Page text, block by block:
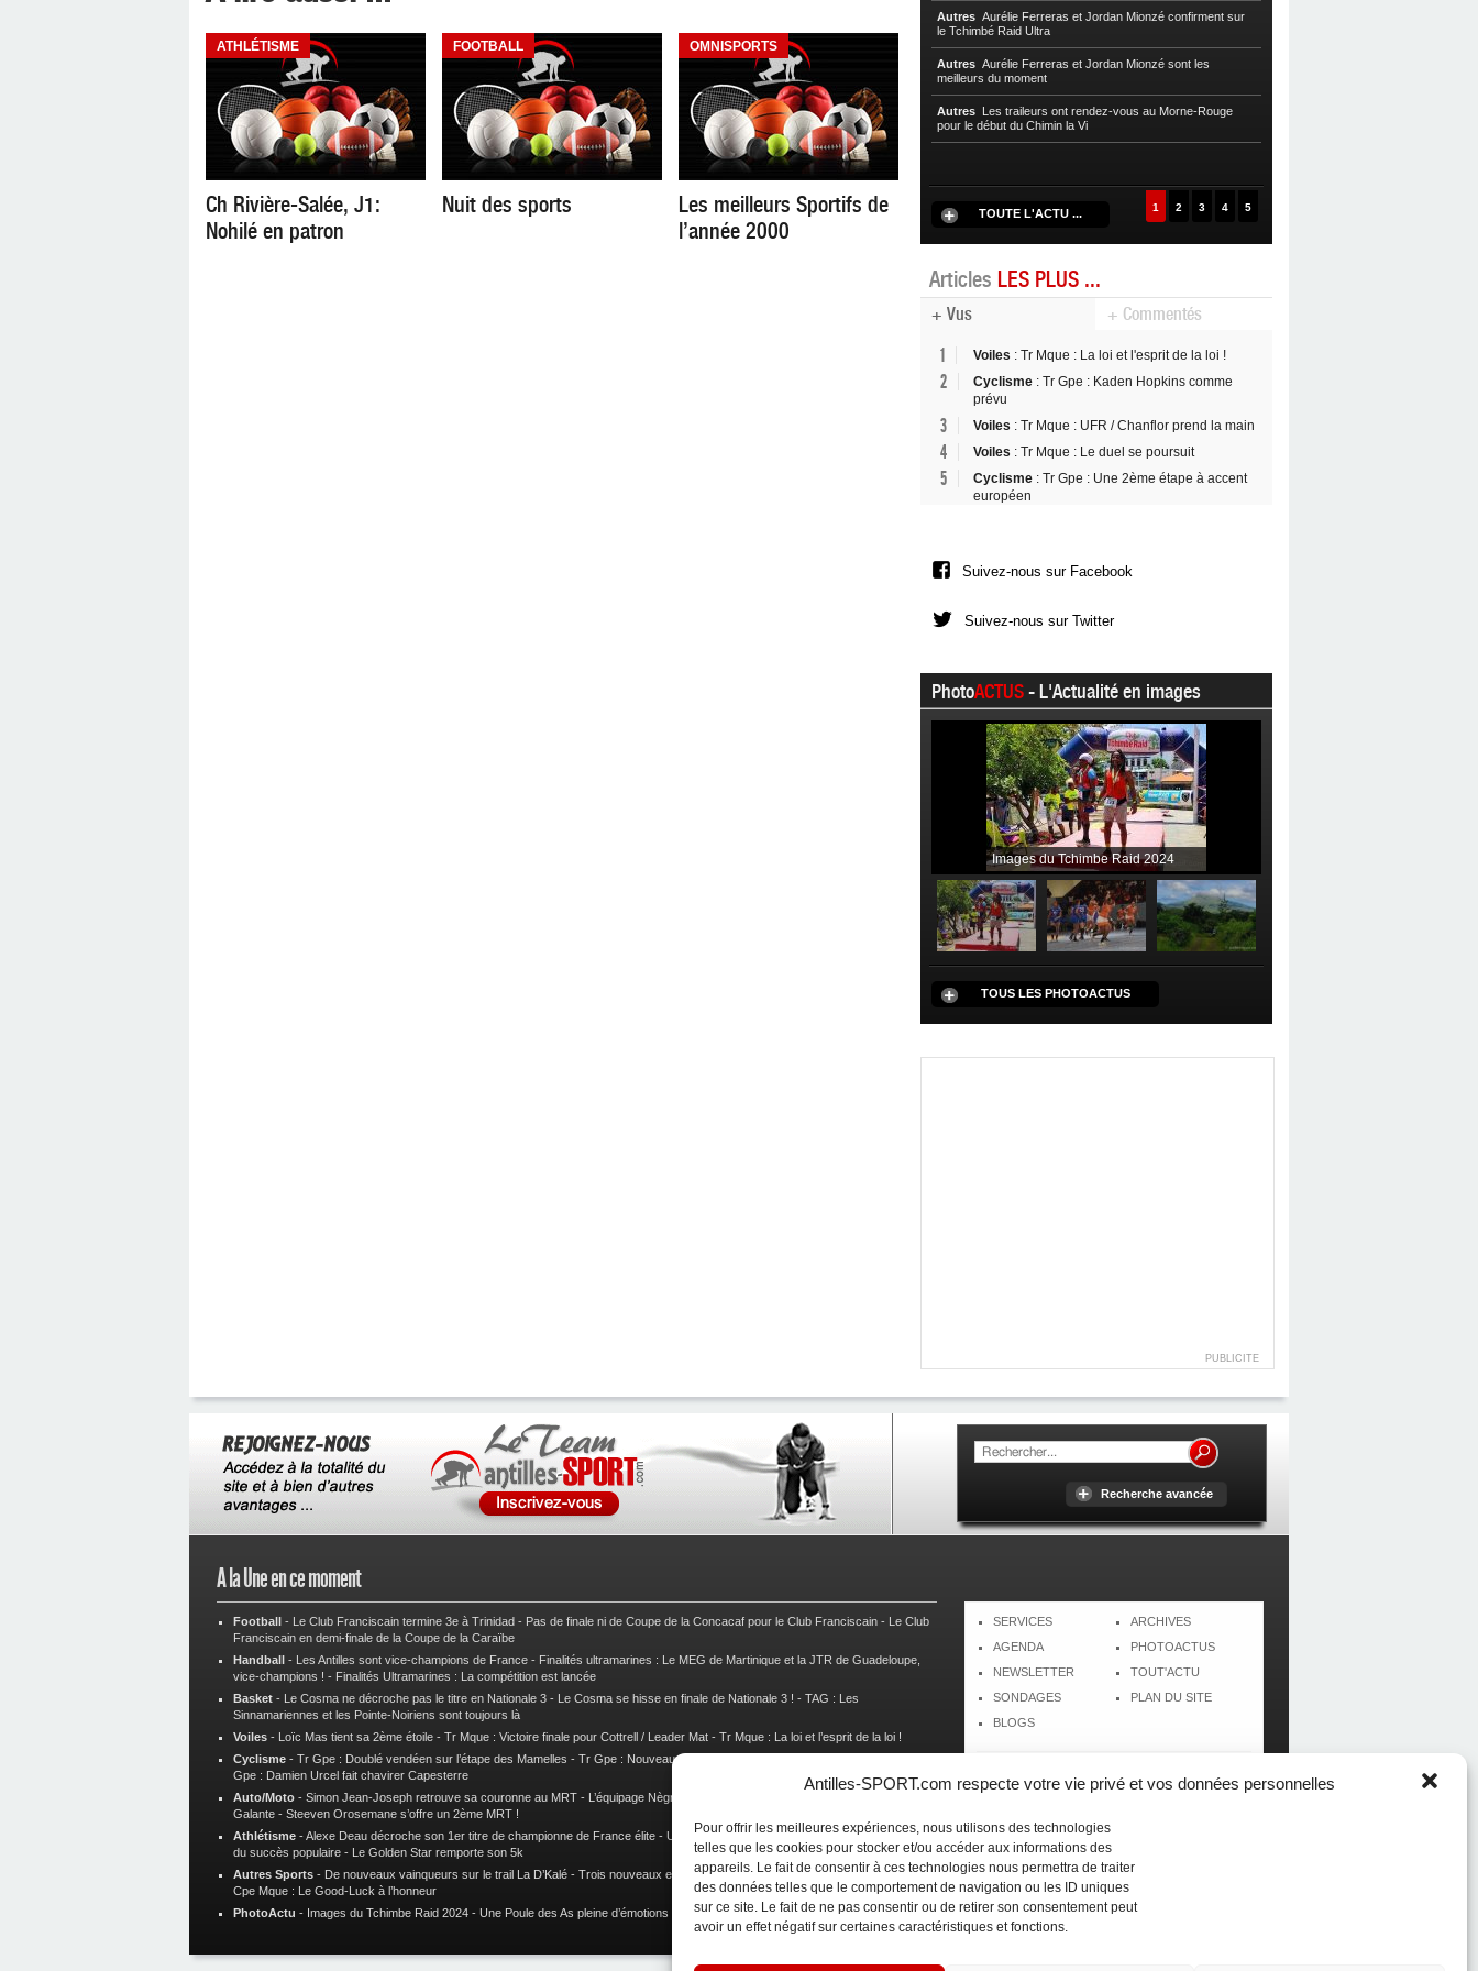
Antilles-SPORT.com respecte votre vie privé et vos données personnelles
Pour offrir les meilleures expériences, nous utilisons des technologies
telles que les cookies pour stocker et/ou accéder aux informations des
appareils. Le fait de consentir à ces technologies nous permettra de traiter
des données telles que le comportement de navigation ou les ID uniques
sur ce site. Le fait de ne pas consentir ou de retirer son consentement peut
avoir un effet négatif sur certaines caractéristiques et fonctions.
ATHLÉTISME
Ch Rivière-Salée, J1:
Nohilé en patron
FOOTBALL
Nuit des sports
OMNISPORTS
Les meilleurs Sportifs de
l’année 2000
Autres Aurélie Ferreras et Jordan Mionzé confirment sur
le Tchimbé Raid Ultra
Autres Aurélie Ferreras et Jordan Mionzé sont les
meilleurs du moment
Autres Les traileurs ont rendez-vous au Morne-Rouge
pour le début du Chimin la Vi
TOUTE L'ACTU ... 1 2 3 4 5
Articles LES PLUS ...
+ Vus + Commentés
1 Voiles : Tr Mque : La loi et l'esprit de la loi !
2 Cyclisme : Tr Gpe : Kaden Hopkins comme
prévu
3 Voiles : Tr Mque : UFR / Chanflor prend la main
4 Voiles : Tr Mque : Le duel se poursuit
5 Cyclisme : Tr Gpe : Une 2ème étape à accent
européen
Suivez-nous sur Facebook
Suivez-nous sur Twitter
PhotoACTUS- L'Actualité en images
Images du Tchimbe Raid 2024
TOUS LES PHOTOACTUS
PUBLICITE
Recherche avancée
A la Une en ce moment
Football - Le Club Franciscain termine 3e à Trinidad - Pas de finale ni de Coupe de la Concacaf pour le Club Franciscain - Le Club
Franciscain en demi-finale de la Coupe de la Caraïbe
Handball - Les Antilles sont vice-champions de France - Finalités ultramarines : Le MEG de Martinique et la JTR de Guadeloupe,
vice-champions ! - Finalités Ultramarines : La compétition est lancée
Basket - Le Cosma ne décroche pas le titre en Nationale 3 - Le Cosma se hisse en finale de Nationale 3 ! - TAG : Les
Sinnamariennes et les Pointe-Noiriens sont toujours là
Voiles - Loïc Mas tient sa 2ème étoile - Tr Mque : Victoire finale pour Cottrell / Leader Mat - Tr Mque : La loi et l’esprit de la loi !
Cyclisme - Tr Gpe : Doublé vendéen sur l’étape des Mamelles - Tr Gpe : Nouveau changement de leader, Damien Urcel out
Gpe : Damien Urcel fait chavirer Capesterre
Auto/Moto - Simon Jean-Joseph retrouve sa couronne au MRT - L’équipage Nègre – Gérard remporte le 9e rallye du Pays Marie-
Galante - Steeven Orosemane s’offre un 2ème MRT !
Athlétisme -Alexe Deau décroche son 1er titre de championne de France élite - Un semi marathon sous le signe de la chaleur et
du succès populaire - Le Golden Star remporte son 5k
Autres Sports - De nouveaux vainqueurs sur le trail La D’Kalé - Trois nouveaux et un habitué au palmarès du Trail des Trésors-
Cpe Mque : Le Good-Luck à l’honneur
PhotoActu - Images du Tchimbe Raid 2024 - Une Poule des As pleine d’émotions ! Images de la Woulib 113 X-Trem
SERVICES
AGENDA
NEWSLETTER
SONDAGES
BLOGS
ARCHIVES
PHOTOACTUS
TOUT'ACTU
PLAN DU SITE